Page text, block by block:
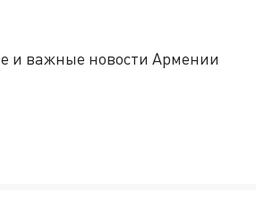
и важные новости Армении